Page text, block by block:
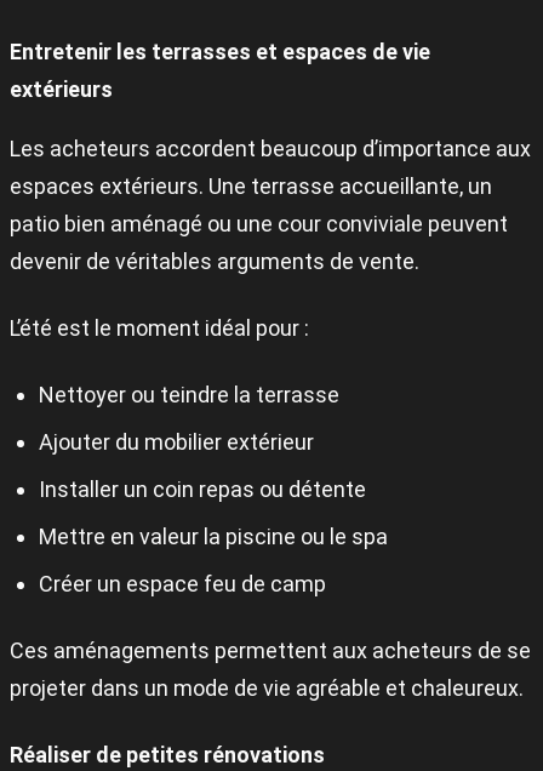
Entretenir les terrasses et espaces de vie
extérieurs
Les acheteurs accordent beaucoup d’importance aux
espaces extérieurs. Une terrasse accueillante, un
patio bien aménagé ou une cour conviviale peuvent
devenir de véritables arguments de vente.
L’été est le moment idéal pour :
Nettoyer ou teindre la terrasse
Ajouter du mobilier extérieur
Installer un coin repas ou détente
Mettre en valeur la piscine ou le spa
Créer un espace feu de camp
Ces aménagements permettent aux acheteurs de se
projeter dans un mode de vie agréable et chaleureux.
Réaliser de petites rénovations